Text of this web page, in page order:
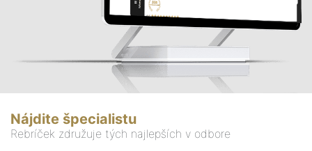
Nájdite špecialistu
Rebríček združuje tých najlepších v odbore